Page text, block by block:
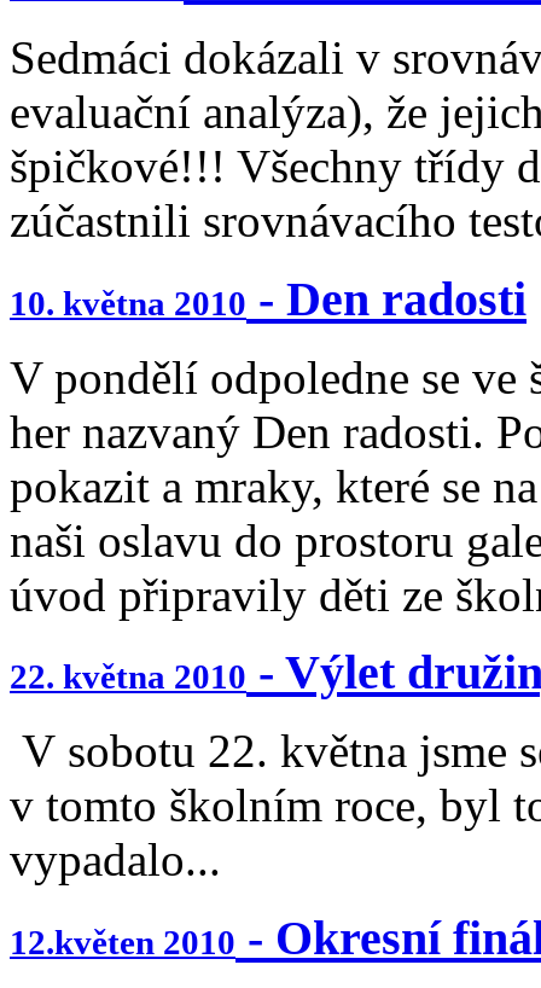
Sedmáci dokázali v
evaluační analýza), že
špičkové!!! Všechny třídy
zúčastnili srovnávacího
10. května 2010 - Den radosti
V pondělí odpoledne se ve
her nazvaný Den radosti.
pokazit a mraky, které se
naši oslavu do prostoru
úvod připravily děti ze
22. května 2010 - Výlet
V sobotu 22. května jsme
v tomto školním roce, byl
vypadalo...
12.květen 2010 - Okresní